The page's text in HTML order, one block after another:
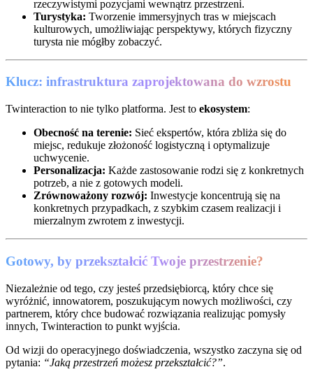
rzeczywistymi pozycjami wewnątrz przestrzeni.
Turystyka: Tworzenie immersyjnych tras w miejscach
kulturowych, umożliwiając perspektywy, których fizyczny
turysta nie mógłby zobaczyć.
Klucz: infrastruktura zaprojektowana do wzrostu
Twinteraction to nie tylko platforma. Jest to ekosystem:
Obecność na terenie: Sieć ekspertów, która zbliża się do
miejsc, redukuje złożoność logistyczną i optymalizuje
uchwycenie.
Personalizacja: Każde zastosowanie rodzi się z konkretnych
potrzeb, a nie z gotowych modeli.
Zrównoważony rozwój: Inwestycje koncentrują się na
konkretnych przypadkach, z szybkim czasem realizacji i
mierzalnym zwrotem z inwestycji.
Gotowy, by przekształcić Twoje przestrzenie?
Niezależnie od tego, czy jesteś przedsiębiorcą, który chce się
wyróżnić, innowatorem, poszukującym nowych możliwości, czy
partnerem, który chce budować rozwiązania realizując pomysły
innych, Twinteraction to punkt wyjścia.
Od wizji do operacyjnego doświadczenia, wszystko zaczyna się od
pytania: “Jaką przestrzeń możesz przekształcić?”.